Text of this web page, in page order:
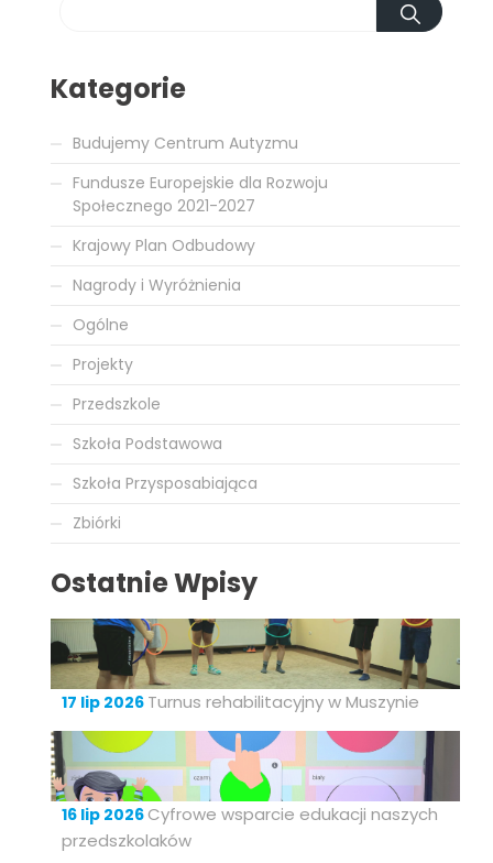
Kategorie
Budujemy Centrum Autyzmu
Fundusze Europejskie dla Rozwoju
Społecznego 2021-2027
Krajowy Plan Odbudowy
Nagrody i Wyróżnienia
Ogólne
Projekty
Przedszkole
Szkoła Podstawowa
Szkoła Przysposabiająca
Zbiórki
Ostatnie Wpisy
17 lip 2026 Turnus rehabilitacyjny w Muszynie
16 lip 2026 Cyfrowe wsparcie edukacji naszych
przedszkolaków